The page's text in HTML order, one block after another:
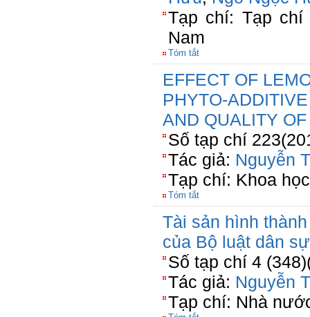
Tạp chí: Tạp chí
Nam
Tóm tắt
EFFECT OF
PHYTO-
AND QUALITY
Số tạp chí
Tác giả: Nguyễn
Tạp chí: Khoa
Tóm tắt
Tài sản hình
của Bộ luật dân
Số tạp chí 4
Tác giả: Nguyễn
Tạp chí: Nhà